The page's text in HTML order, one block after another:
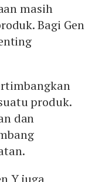
masih
Bagi Gen
produk.
dan